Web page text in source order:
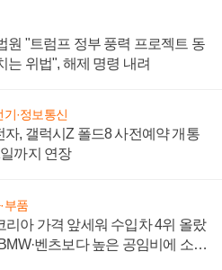
원 "트럼프 정부 풍력 프로젝트 동
는 위법", 해제 명령 내려
기·정보통신
자, 갤럭시Z 폴드8 사전예약 개통
까지 연장
부품
리아 가격 앞세워 수입차 4위 올랐
벤츠보다 높은 공임비에 소비